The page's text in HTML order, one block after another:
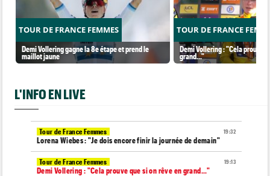
TOUR DE FRANCE FEMMES
Demi Vollering gagne la 8e étape et prend le
maillot jaune
TOUR DE FRANCE
Demi Vollering : "Cela prouve
grand..."
L'INFO EN LIVE
19:32
Tour de France Femmes
Lorena Wiebes : "Je dois encore finir la journée de demain"
19:13
Tour de France Femmes
Demi Vollering : "Cela prouve que si on rêve en grand..."